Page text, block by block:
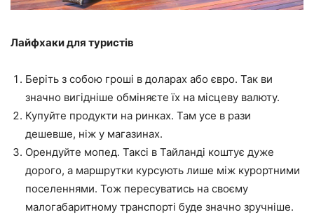
Лайфхаки для туристів
Беріть з собою гроші в доларах або євро. Так ви
значно вигідніше обміняєте їх на місцеву валюту.
Купуйте продукти на ринках. Там усе в рази
дешевше, ніж у магазинах.
Орендуйте мопед. Таксі в Тайланді коштує дуже
дорого, а маршрутки курсують лише між курортними
поселеннями. Тож пересуватись на своєму
малогабаритному транспорті буде значно зручніше.